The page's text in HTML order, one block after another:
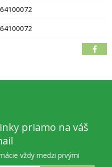
64100072
64100072
priamo na váš
vždy medzi prvými